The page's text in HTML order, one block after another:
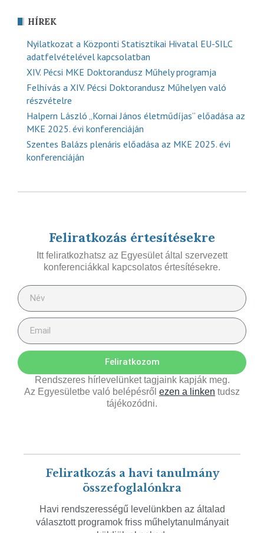
HÍREK
Nyilatkozat a Központi Statisztikai Hivatal EU-SILC
adatfelvételével kapcsolatban
XIV. Pécsi MKE Doktorandusz Műhely programja
Felhívás a XIV. Pécsi Doktorandusz Műhelyen való
részvételre
Halpern László „Kornai János életműdíjas” előadása az
MKE 2025. évi konferenciáján
Szentes Balázs plenáris előadása az MKE 2025. évi
konferenciáján
Feliratkozás értesítésekre
Itt feliratkozhatsz az Egyesület által szervezett
konferenciákkal kapcsolatos értesítésekre.
Feliratkozom
Rendszeres hírlevelünket tagjaink kapják meg.
Az Egyesületbe való belépésről ezen a linken tudsz
tájékozódni.
Feliratkozás a havi tanulmány
összefoglalónkra
Havi rendszerességű levelünkben az általad
választott programok friss műhelytanulmányait